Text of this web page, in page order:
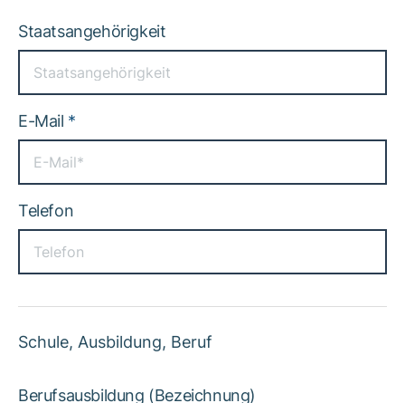
Staatsangehörigkeit
E-Mail *
Telefon
Schule, Ausbildung, Beruf
Berufsausbildung (Bezeichnung)